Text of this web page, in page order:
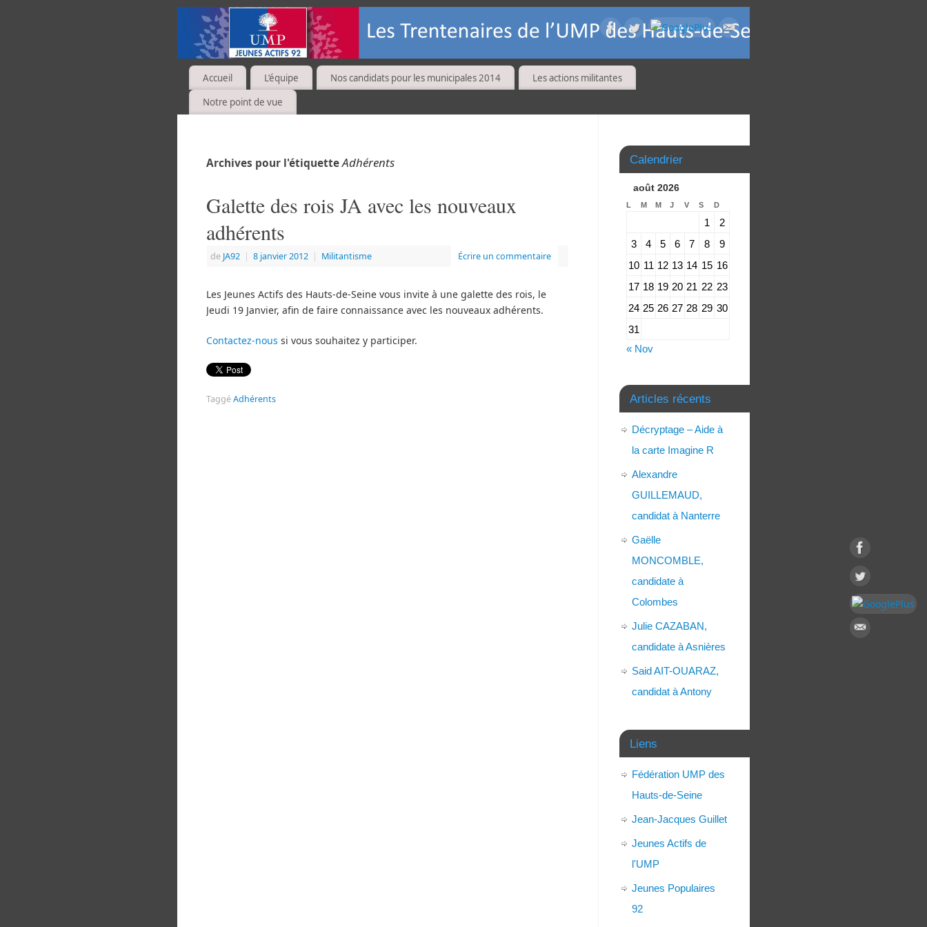
Accueil L’équipe Nos candidats pour les municipales 2014
Les actions militantes
Notre point de vue
Archives pour l'étiquetteAdhérents
Galette des rois JA avec les nouveaux
adhérents
de JA92 | 8 janvier 2012 | Militantisme Écrire un commentaire
Les Jeunes Actifs des Hauts-de-Seine vous invite à une galette des rois, le
Jeudi 19 Janvier, afin de faire connaissance avec les nouveaux adhérents.
Contactez-nous si vous souhaitez y participer.
TaggéAdhérents
Calendrier
août 2026
L M M J V S D
1
2
3
4 5 6 7 8
9
10 11 12 13 14 15 16
17 18 19 20 21 22 23
24 25 26 27 28 29 30
31
« Nov
Articles récents
Décryptage – Aide à
la carte Imagine R
Alexandre
GUILLEMAUD,
candidat à Nanterre
Gaëlle
MONCOMBLE,
candidate à
Colombes
Julie CAZABAN,
candidate à Asnières
Said AIT-OUARAZ,
candidat à Antony
Liens
Fédération UMP des
Hauts-de-Seine
Jean-Jacques Guillet
Jeunes Actifs de
l'UMP
Jeunes Populaires
92